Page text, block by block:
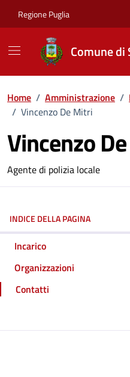
Regione Puglia
Comune di
Home / Amministrazione /
/ Vincenzo De Mitri
Vincenzo
Dettagli della
Agente di polizia locale
INDICE DELLA PAGINA
Incarico
Organizzazioni
Contatti